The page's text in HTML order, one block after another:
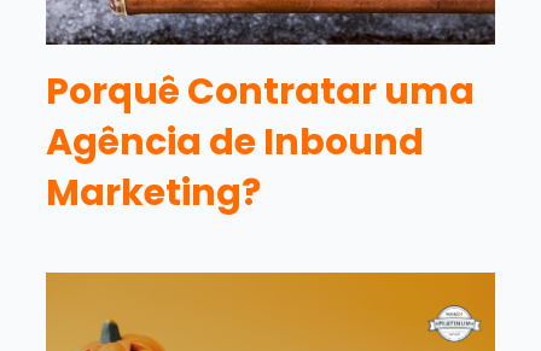
Porquê Contratar uma
Agência de Inbound
Marketing?